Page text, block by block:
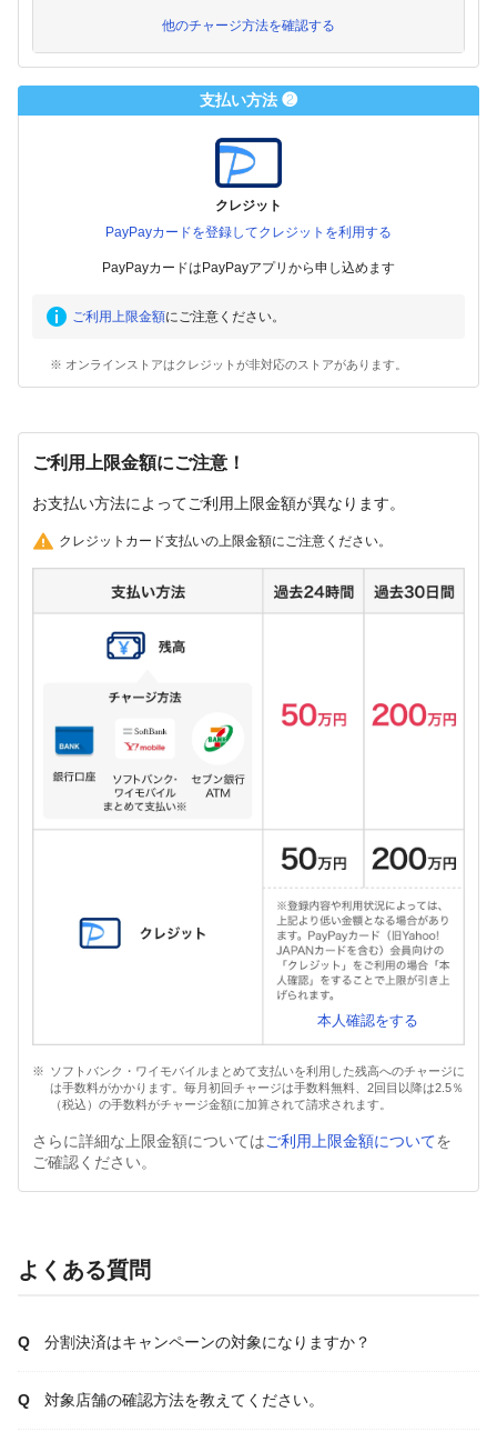
他のチャージ方法を確認する
支払い方法 ❷
クレジット
PayPayカードを登録してクレジットを利用する
PayPayカードはPayPayアプリから申し込めます
ご利用上限金額にご注意ください。
※ オンラインストアはクレジットが非対応のストアがあります。
ご利用上限金額にご注意！
お支払い方法によってご利用上限金額が異なります。
クレジットカード支払いの上限金額にご注意ください。
本人確認をする
ソフトバンク・ワイモバイルまとめて支払いを利用した残高へのチャージに
は手数料がかかります。毎月初回チャージは手数料無料、2回目以降は2.5％
（税込）の手数料がチャージ金額に加算されて請求されます。
さらに詳細な上限金額についてはご利用上限金額についてを
ご確認ください。
よくある質問
分割決済はキャンペーンの対象になりますか？
対象店舗の確認方法を教えてください。